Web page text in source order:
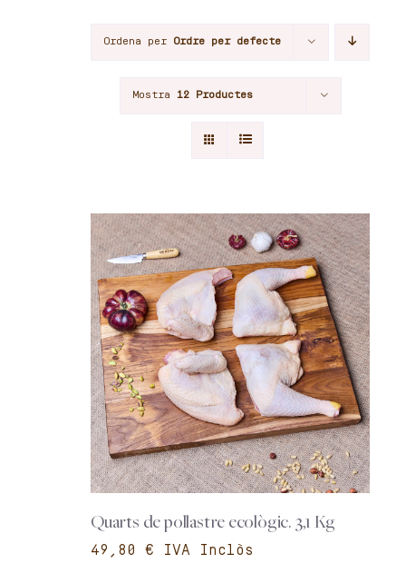
Ordena per Ordre per defecte
Mostra 12 Productes
Quarts de pollastre ecològic. 3,1 Kg
€